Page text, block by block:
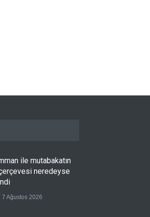
ile mutabakatın
neredeyse
7 Ağustos 2026